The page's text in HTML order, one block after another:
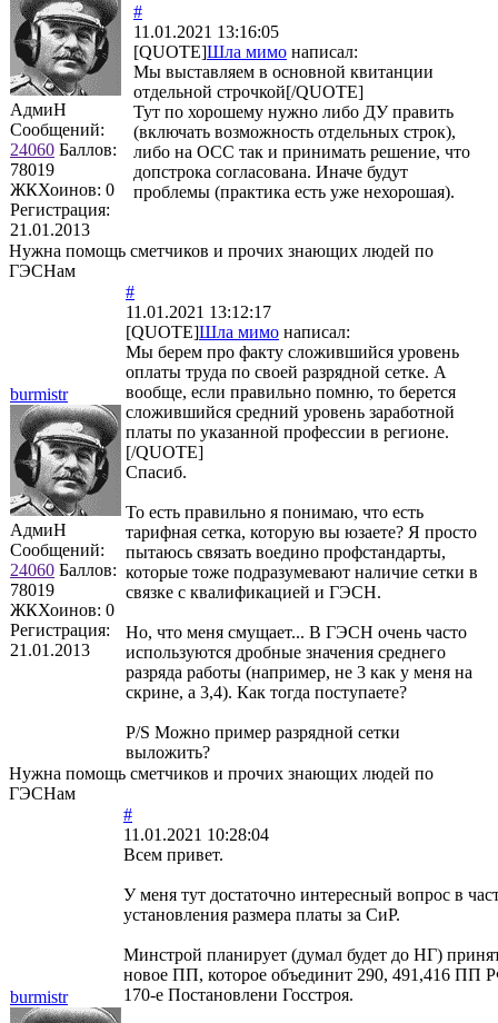
АдмиН
Сообщений:
24060 Баллов:
78019
ЖКХоинов: 0
Регистрация:
21.01.2013
#
11.01.2021 13:16:05
[QUOTE]Шла мимо написал:
Мы выставляем в основной квитанции
отдельной строчкой[/QUOTE]
Тут по хорошему нужно либо ДУ править
(включать возможность отдельных строк),
либо на ОСС так и принимать решение, что
допстрока согласована. Иначе будут
проблемы (практика есть уже нехорошая).
Нужна помощь сметчиков и прочих знающих людей по
ГЭСНам
burmistr
АдмиН
Сообщений:
24060 Баллов:
78019
ЖКХоинов: 0
Регистрация:
21.01.2013
#
11.01.2021 13:12:17
[QUOTE]Шла мимо написал:
Мы берем про факту сложившийся уровень
оплаты труда по своей разрядной сетке. А
вообще, если правильно помню, то берется
сложившийся средний уровень заработной
платы по указанной профессии в регионе.
[/QUOTE]
Спасиб.
То есть правильно я понимаю, что есть
тарифная сетка, которую вы юзаете? Я просто
пытаюсь связать воедино профстандарты,
которые тоже подразумевают наличие сетки в
связке с квалификацией и ГЭСН.
Но, что меня смущает... В ГЭСН очень часто
используются дробные значения среднего
разряда работы (например, не 3 как у меня на
скрине, а 3,4). Как тогда поступаете?
P/S Можно пример разрядной сетки
выложить?
Нужна помощь сметчиков и прочих знающих людей по
ГЭСНам
burmistr
#
11.01.2021 10:28:04
Всем привет.
У меня тут достаточно интересный вопрос в
установления размера платы за СиР.
Минстрой планирует (думал будет до НГ)
новое ПП, которое объединит 290, 491,416 ПП
170-е Постановлени Госстроя.